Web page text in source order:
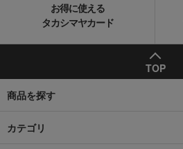
お得に使える
タカシマヤカード
TOP
商品を探す
カテゴリ